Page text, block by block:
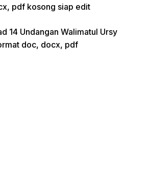
pdf kosong siap edit
14 Undangan Walimatul Ursy
doc, docx, pdf